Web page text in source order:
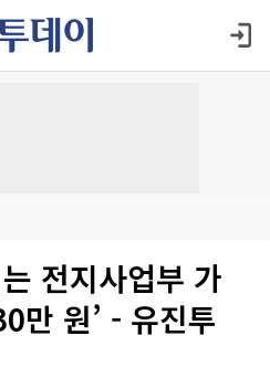
전지사업부 가
만 원’ - 유진투